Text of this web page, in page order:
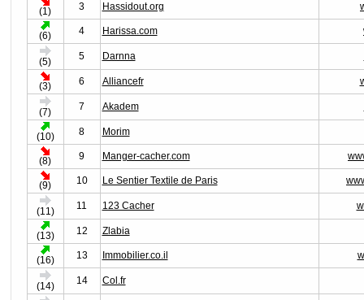
(1) 3 Hassidout.org
(6) 4 Harissa.com
(5) 5 Darnna
(3) 6 Alliancefr
(7) 7 Akadem
(10) 8 Morim
(8) 9 Manger-cacher.com
(9) 10 Le Sentier Textile de Paris
(11) 11 123 Cacher
(13) 12 Zlabia
(16) 13 Immobilier.co.il
(14) 14 Col.fr